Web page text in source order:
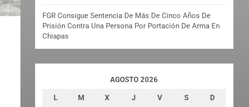
FGR Consigue Sentencia De Más De Cinco Años De
Prisión Contra Una Persona Por Portación De Arma En
Chiapas
AGOSTO 2026
L M X J V S D